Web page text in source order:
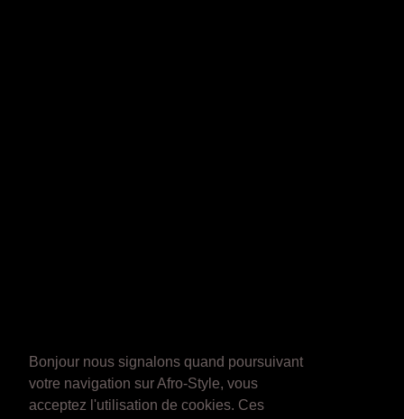
Bonjour nous signalons quand poursuivant
votre navigation sur Afro-Style, vous
acceptez l'utilisation de cookies. Ces